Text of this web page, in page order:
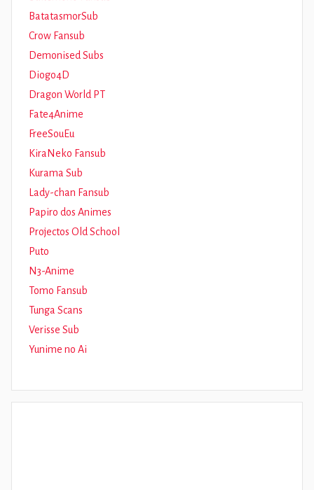
BatatasmorSub
Crow Fansub
Demonised Subs
Diogo4D
Dragon World PT
Fate4Anime
FreeSouEu
KiraNeko Fansub
Kurama Sub
Lady-chan Fansub
Papiro dos Animes
Projectos Old School
Puto
N3-Anime
Tomo Fansub
Tunga Scans
Verisse Sub
Yunime no Ai